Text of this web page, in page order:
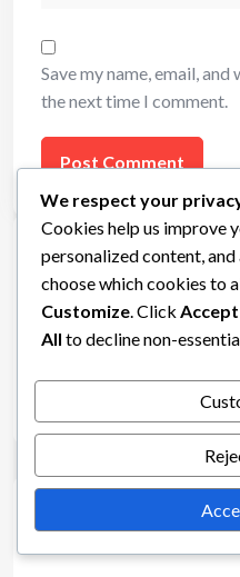
Save my name, email,
the next time I comment.
Links
Contate-nos
We respect your
Cookies help us improve
personalized content,
choose which cookies to
Customize . Click
All to decline non-